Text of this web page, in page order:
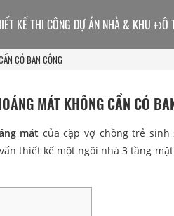
CÓ BAN CÔNG
MÁT KHÔNG CẦN CÓ
mát của cặp vợ chồng trẻ sinh
thiết kế một ngôi nhà 3 tầng
KẾ THI CÔNG DỰ ÁN NHÀ & KHU ĐÔ